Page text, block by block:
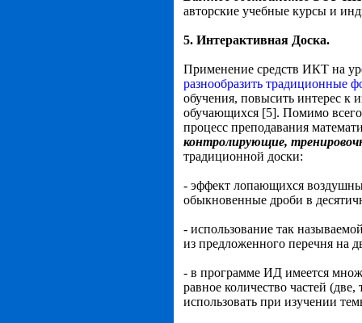
авторские учебные курсы и
5. Интерактивная Доска.
Применение средств ИКТ на
разнообразить традиционные
обучения, повысить интерес к
обучающихся [5]. Помимо всего
процесс преподавания
контролирующие,
традиционной доски:
- эффект лопающихся
обыкновенные дроби в
- использование так
из предложенного перечня на
- в программе ИД имеется
равное количество частей
использовать при изучении